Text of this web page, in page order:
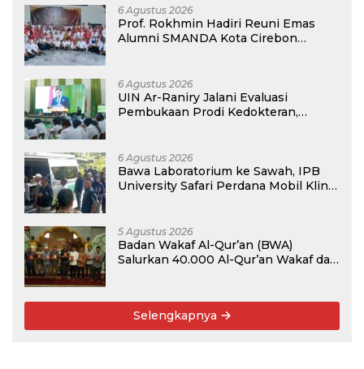
Guru Honorer
6 Agustus 2026
Prof. Rokhmin Hadiri Reuni Emas
Alumni SMANDA Kota Cirebon
6 Agustus 2026
UIN Ar-Raniry Jalani Evaluasi
Pembukaan Prodi Kedokteran,
6 Agustus 2026
Bawa Laboratorium ke Sawah, IPB
University Safari Perdana Mobil Klinik
5 Agustus 2026
Badan Wakaf Al-Qur’an (BWA)
Salurkan 40.000 Al-Qur’an Wakaf dan
Selengkapnya